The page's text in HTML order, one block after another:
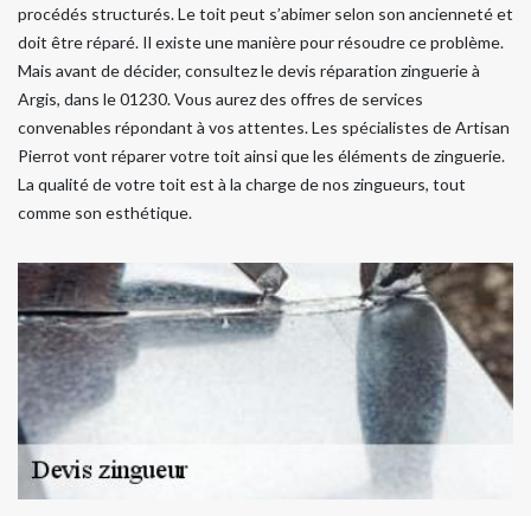
procédés structurés. Le toit peut s’abimer selon son ancienneté et
doit être réparé. Il existe une manière pour résoudre ce problème.
Mais avant de décider, consultez le devis réparation zinguerie à
Argis, dans le 01230. Vous aurez des offres de services
convenables répondant à vos attentes. Les spécialistes de Artisan
Pierrot vont réparer votre toit ainsi que les éléments de zinguerie.
La qualité de votre toit est à la charge de nos zingueurs, tout
comme son esthétique.